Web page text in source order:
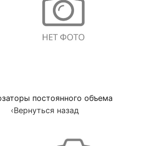
постоянного объема
‹Вернуться назад